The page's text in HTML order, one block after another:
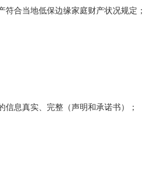
合当地低保边缘家庭财产状况规定；
息真实、完整（声明和承诺书）；